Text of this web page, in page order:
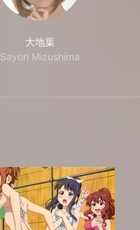
大地葉
Sayori Mizushima